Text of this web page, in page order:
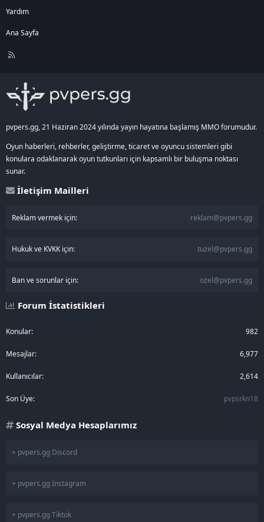
Yardım
Ana Sayfa
R
pvpers.gg, 21 Haziran 2024 yılında yayın hayatına başlamış MMO forumudur.
Oyun haberleri, rehberler, geliştirme, ticaret ve oyuncu sistemleri gibi
konulara odaklanarak oyun tutkunları için kapsamlı bir buluşma noktası
sunar.
İletişim Mailleri
Reklam vermek için: reklam@pvpers.gg
Hukuk ve KVKK için: tuzel@pvpers.gg
Ban ve sorunlar için: ozel@pvpers.gg
Forum İstatistikleri
Konular 982
Mesajlar 6,977
Kullanıcılar 2,614
Son Üye pvpsrkn18
Sosyal Medya Hesaplarımız
+ pvpers.gg Discord
+ pvpers.gg Instagram
+ pvpers.gg Tiktok